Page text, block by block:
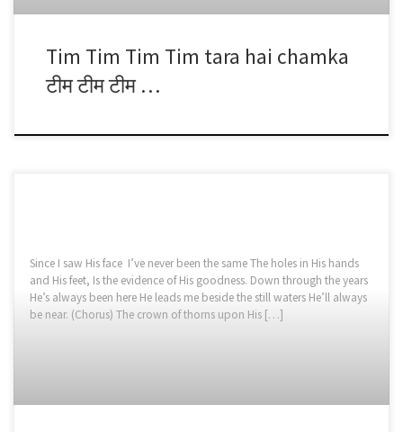
Tim Tim Tim Tim tara hai chamka
टीम टीम टीम …
Since I saw His face I’ve never been the same The holes in His hands
and His feet, Is the evidence of His goodness. Down through the years
He’s always been here He leads me beside the still waters He’ll always
be near. (Chorus) The crown of thorns upon His […]